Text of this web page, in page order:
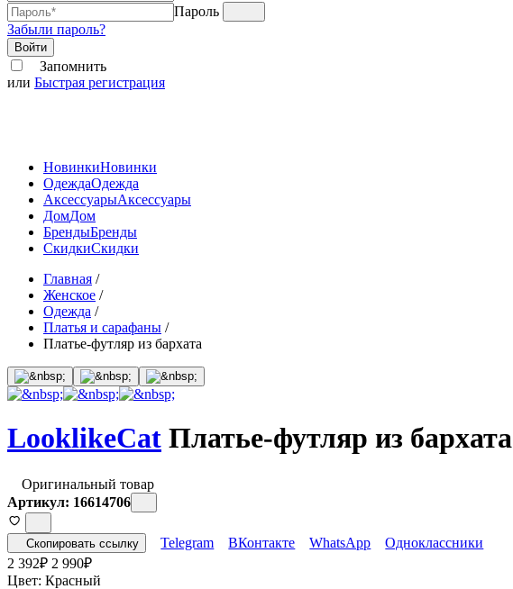
Пароль
Забыли пароль?
Войти
Запомнить
или Быстрая регистрация
НовинкиНовинки
ОдеждаОдежда
АксессуарыАксессуары
ДомДом
БрендыБренды
СкидкиСкидки
Главная /
Женское /
Одежда /
Платья и сарафаны /
Платье-футляр из бархата
LooklikeCat Платье-футляр из бархата
Оригинальный товар
Артикул: 16614706
Скопировать ссылку Telegram ВКонтакте WhatsApp
Одноклассники
2 392₽ 2 990₽
Цвет: Красный